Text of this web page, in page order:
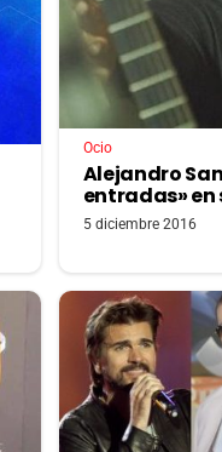
Ocio
Alejandro
entradas» en
5 diciembre 2016